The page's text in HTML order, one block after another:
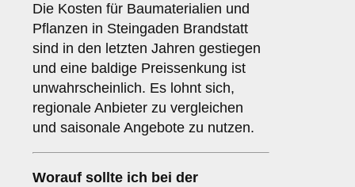
Die Kosten für Baumaterialien und
Pflanzen in Steingaden Brandstatt
sind in den letzten Jahren gestiegen
und eine baldige Preissenkung ist
unwahrscheinlich. Es lohnt sich,
regionale Anbieter zu vergleichen
und saisonale Angebote zu nutzen.
Worauf sollte ich bei der